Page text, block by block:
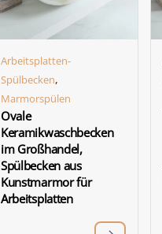
Arbeitsplatten-
Spülbecken,
Marmorspülen
Ovale
Keramikwaschbecken
im Großhandel,
Spülbecken aus
Kunstmarmor für
Arbeitsplatten